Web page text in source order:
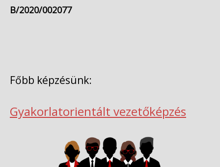
B/2020/002077
Főbb képzésünk:
Gyakorlatorientált vezetőképzés